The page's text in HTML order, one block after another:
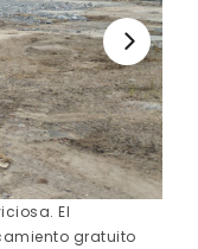
El
gratuito